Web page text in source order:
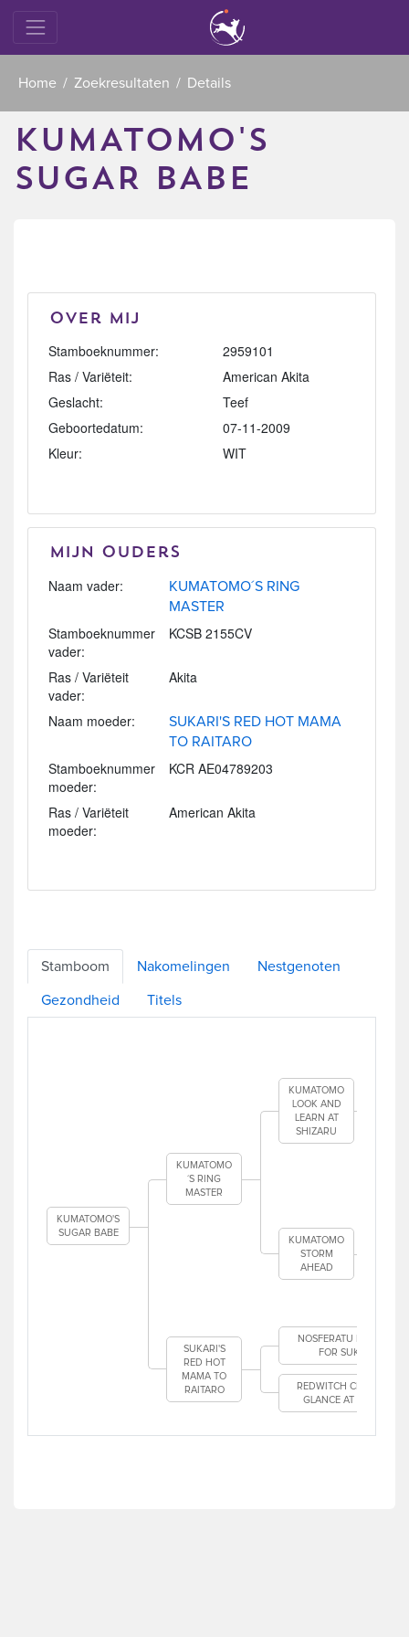
Home Zoekresultaten Details
KUMATOMO'S
SUGAR BABE
Over mij
Stamboeknummer:
2959101
Ras / Variëteit:
American Akita
Geslacht:
Teef
Geboortedatum:
07-11-2009
Kleur:
WIT
Mijn Ouders
Naam vader:
KUMATOMO´S RING
MASTER
Stamboeknummer
vader:
KCSB 2155CV
Ras / Variëteit
vader:
Akita
Naam moeder:
SUKARI'S RED HOT MAMA
TO RAITARO
Stamboeknummer
moeder:
KCR AE04789203
Ras / Variëteit
moeder:
American Akita
Stamboom Nakomelingen Nestgenoten
Gezondheid Titels
KUMATOMO'S
SUGAR BABE
KUMATOMO
´S RING
MASTER
KUMATOMO
LOOK AND
LEARN AT
SHIZARU
KUMATOMO
STORM
AHEAD
SUKARI'S
RED HOT
MAMA TO
RAITARO
NOSFERATU NEMESIS
FOR SUKARI
REDWITCH CHANCE A
GLANCE AT SUKARI